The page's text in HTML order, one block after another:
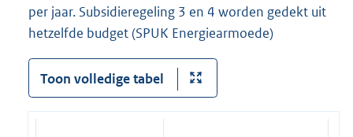
per jaar. Subsidieregeling 3 en 4 worden gedekt uit
hetzelfde budget (SPUK Energiearmoede)
Toon volledige tabel